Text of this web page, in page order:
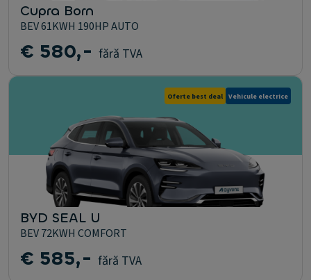
Cupra Born
BEV 61KWH 190HP AUTO
€ 580,- fără TVA
Oferte best deal Vehicule electrice
BYD SEAL U
BEV 72KWH COMFORT
€ 585,- fără TVA